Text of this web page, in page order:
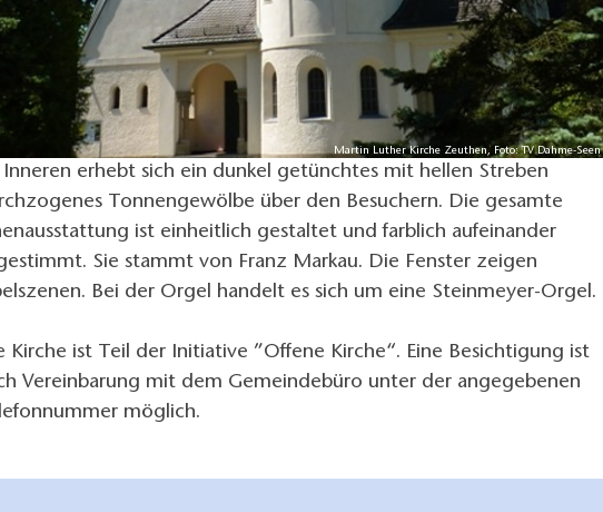
Martin Luther Kirche Zeuthen, Foto: TV Dahme-Seen
Inneren erhebt sich ein dunkel getünchtes mit hellen Streben
Tonnengewölbe über den Besuchern. Die gesamte
ist einheitlich gestaltet und farblich aufeinander
Sie stammt von Franz Markau. Die Fenster zeigen
Bei der Orgel handelt es sich um eine Steinmeyer-Orgel.
Kirche ist Teil der Initiative ”Offene Kirche“. Eine Besichtigung ist
Vereinbarung mit dem Gemeindebüro unter der angegebenen
möglich.